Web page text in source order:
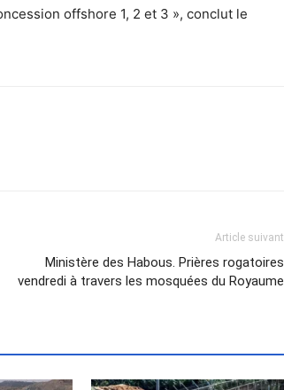
offshore 1, 2 et 3 », conclut le
Article suivant
Ministère des Habous. Prières rogatoires
vendredi à travers les mosquées du Royaume